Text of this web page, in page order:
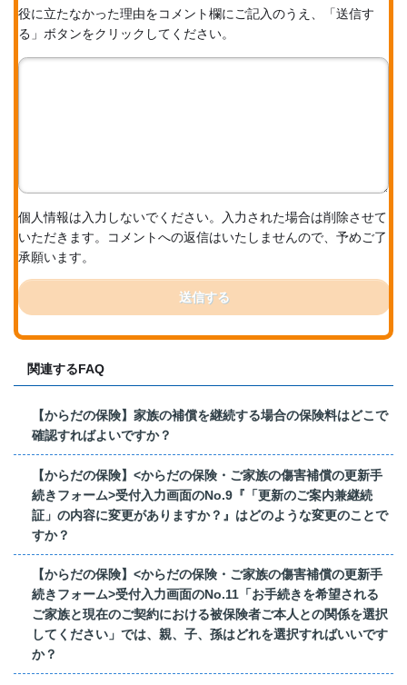
役に立たなかった理由をコメント欄にご記入のうえ、「送信す
る」ボタンをクリックしてください。
個人情報は入力しないでください。入力された場合は削除させて
いただきます。コメントへの返信はいたしませんので、予めご了
承願います。
送信する
関連するFAQ
【からだの保険】家族の補償を継続する場合の保険料はどこで
確認すればよいですか？
【からだの保険】<からだの保険・ご家族の傷害補償の更新手
続きフォーム>受付入力画面のNo.9『「更新のご案内兼継続
証」の内容に変更がありますか？』はどのような変更のことで
すか？
【からだの保険】<からだの保険・ご家族の傷害補償の更新手
続きフォーム>受付入力画面のNo.11「お手続きを希望される
ご家族と現在のご契約における被保険者ご本人との関係を選択
してください」では、親、子、孫はどれを選択すればいいです
か？